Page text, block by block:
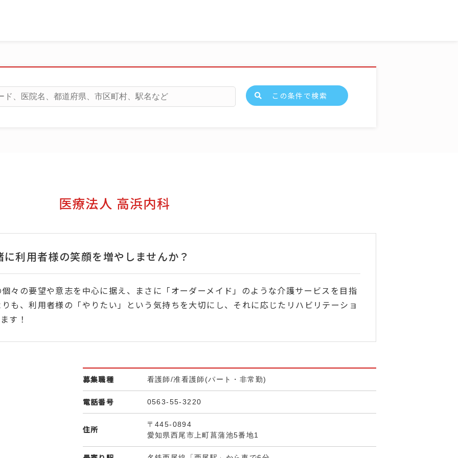
この条件で検索
医療法人 高浜内科
利用者様の笑顔を増やしませんか？
々の要望や意志を中心に据え、まさに「オーダーメイド」のような介護サービスを目指
も、利用者様の「やりたい」という気持ちを大切にし、それに応じたリハビリテーショ
す！
募集職種 看護師/准看護師(パート・非常勤)
電話番号 0563-55-3220
住所
〒445-0894
愛知県西尾市上町菖蒲池5番地1